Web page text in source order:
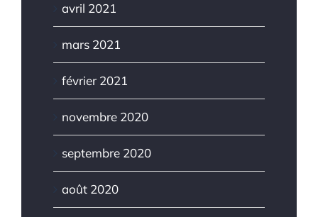
avril 2021
mars 2021
février 2021
novembre 2020
septembre 2020
août 2020